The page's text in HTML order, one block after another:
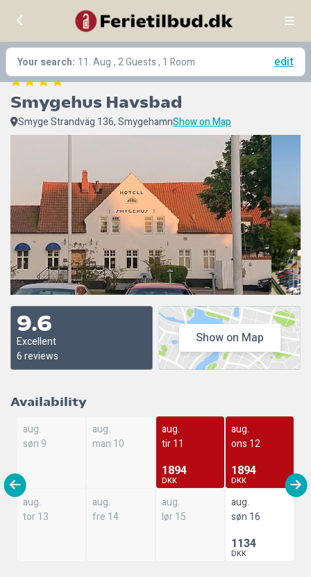
Your search: 11. Aug , 2 Guests , 1 Room edit
Smygehus Havsbad
Smyge Strandväg 136, SmygehamnShow on Map
9.6
Excellent
6 reviews
Show on Map
Availability
aug.
søn 9
aug.
man 10
aug.
tir 11
1894
DKK
aug.
ons 12
1894
DKK
aug.
tor 13
aug.
fre 14
aug.
lør 15
aug.
søn 16
1134
DKK